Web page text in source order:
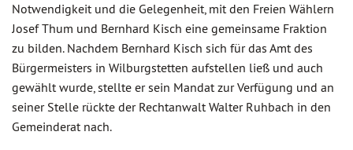
Notwendigkeit und die Gelegenheit, mit den Freien Wählern
Josef Thum und Bernhard Kisch eine gemeinsame Fraktion
zu bilden. Nachdem Bernhard Kisch sich für das Amt des
Bürgermeisters in Wilburgstetten aufstellen ließ und auch
gewählt wurde, stellte er sein Mandat zur Verfügung und an
seiner Stelle rückte der Rechtanwalt Walter Ruhbach in den
Gemeinderat nach.